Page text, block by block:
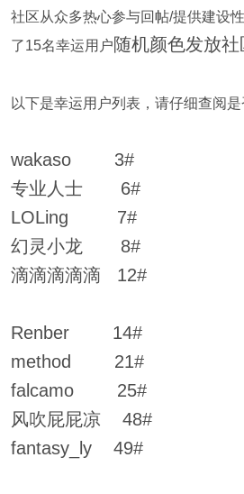
社区从众多热心参与回帖/提供建设
了15名幸运用户随机颜色发放
以下是幸运用户列表，请仔细查阅
wakaso 3#
专业人士 6#
LOLing 7#
幻灵小龙 8#
滴滴滴滴滴 12#
Renber 14#
method 21#
falcamo 25#
风吹屁屁凉 48#
fantasy_ly 49#